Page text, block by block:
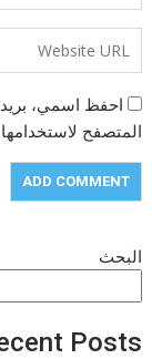
احفظ اسمي،
المتصفح
البحث
Posts